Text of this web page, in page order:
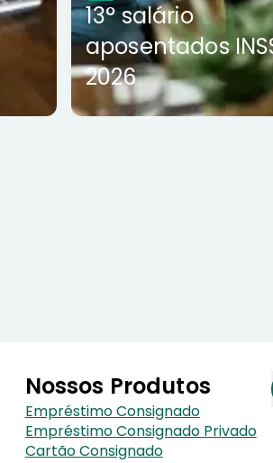
13° salário
aposentados
2026
Nossos Produtos
Empréstimo Consignado
Empréstimo Consignado Privado
Cartão Consignado